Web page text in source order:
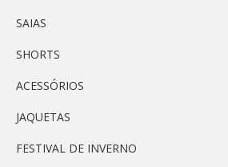
SAIAS
SHORTS
ACESSÓRIOS
JAQUETAS
FESTIVAL DE INVERNO